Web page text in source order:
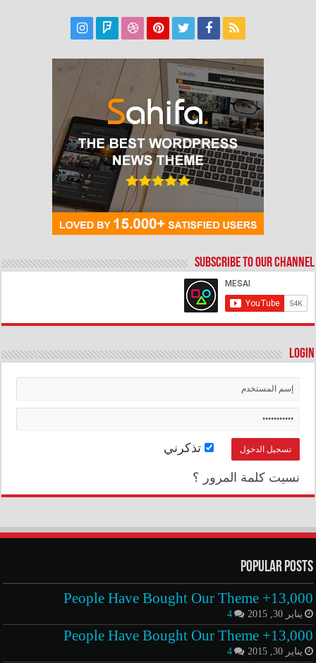
Subscribe to our Channel
Login
تذكرني
نسيت كلمة المرور ؟
Popular Posts
13,000+ People Have Bought Our Theme
يناير 30, 2015 4
13,000+ People Have Bought Our Theme
يناير 30, 2015 4